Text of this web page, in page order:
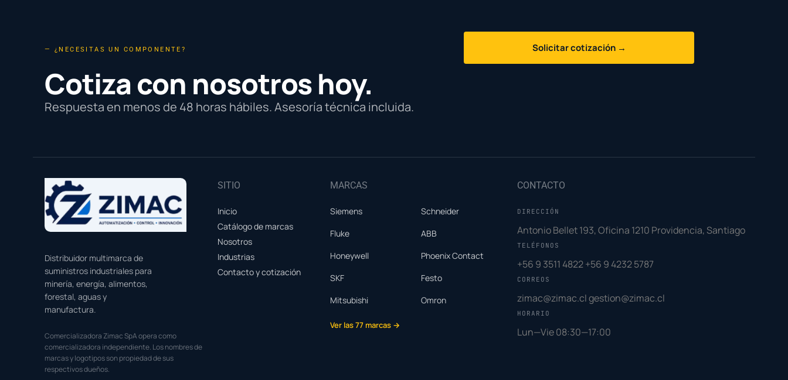
— ¿NECESITAS UN COMPONENTE?
Cotiza con nosotros hoy.
Respuesta en menos de 48 horas hábiles. Asesoría técnica incluida.
Solicitar cotización →
Distribuidor multimarca de
suministros industriales para
minería, energía, alimentos,
forestal, aguas y
manufactura.
Comercializadora Zimac SpA opera como
comercializadora independiente. Los nombres de
marcas y logotipos son propiedad de sus
respectivos dueños.
SITIO
Inicio
Catálogo de marcas
Nosotros
Industrias
Contacto y cotización
MARCAS
Siemens
Schneider
Fluke
ABB
Honeywell
Phoenix Contact
SKF
Festo
Mitsubishi
Omron
Ver las 77 marcas →
CONTACTO
DIRECCIÓN
Antonio Bellet 193, Oficina 1210 Providencia, Santiago
TELÉFONOS
+56 9 3511 4822 +56 9 4232 5787
CORREOS
zimac@zimac.clgestion@zimac.cl
HORARIO
Lun—Vie 08:30—17:00